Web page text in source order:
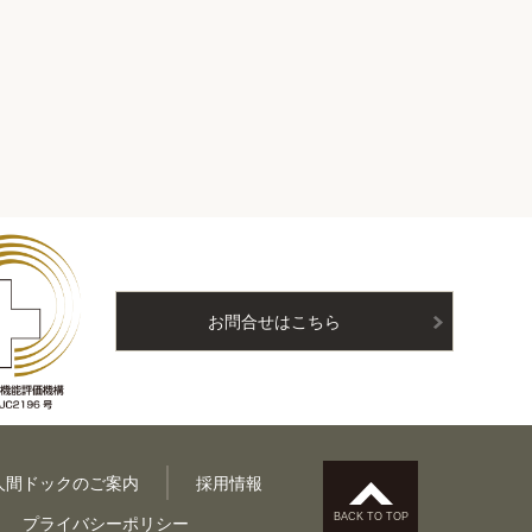
お問合せはこちら
間ドックのご案内 採用情報
プライバシーポリシー BACK TO TOP